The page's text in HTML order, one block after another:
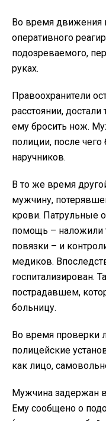
Во время движения
оперативного
подозреваемого,
руках.
Правоохранители
расстоянии,
ему бросить нож.
полиции, после
наручников.
В то же время
мужчину,
крови. Патрульные
помощь – наложили
повязки – и
медиков.
госпитализирован.
пострадавшем,
больницу.
Во время проверки
полицейские
как лицо,
Мужчина задержан
Ему сообщено о